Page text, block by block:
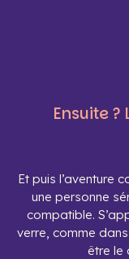
Ensuite
Et puis l’aventure
une personne
compatible.
verre, comme
être le